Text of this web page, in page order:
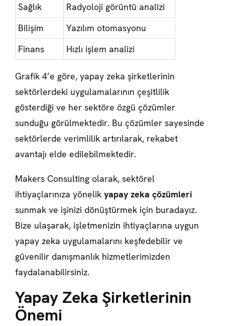
Sağlık
Radyoloji görüntü analizi
Bilişim
Yazılım otomasyonu
Finans
Hızlı işlem analizi
Grafik 4’e göre, yapay zeka şirketlerinin
sektörlerdeki uygulamalarının çeşitlilik
gösterdiği ve her sektöre özgü çözümler
sunduğu görülmektedir. Bu çözümler sayesinde
sektörlerde verimlilik artırılarak, rekabet
avantajı elde edilebilmektedir.
Makers Consulting olarak, sektörel
ihtiyaçlarınıza yönelik yapay zeka çözümleri
sunmak ve işinizi dönüştürmek için buradayız.
Bize ulaşarak, işletmenizin ihtiyaçlarına uygun
yapay zeka uygulamalarını keşfedebilir ve
güvenilir danışmanlık hizmetlerimizden
faydalanabilirsiniz.
Yapay Zeka Şirketlerinin
Önemi